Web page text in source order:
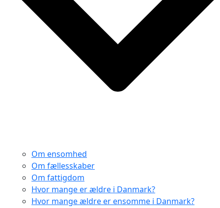
Om ensomhed
Om fællesskaber
Om fattigdom
Hvor mange er ældre i Danmark?
Hvor mange ældre er ensomme i Danmark?